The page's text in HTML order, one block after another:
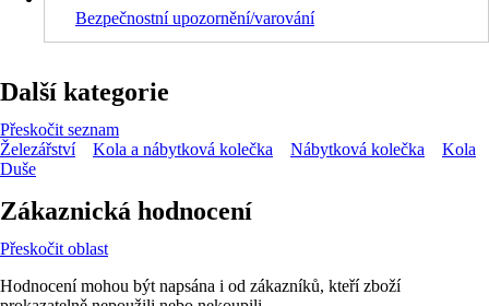
Bezpečnostní upozornění/varování
Další kategorie
Přeskočit seznam
Železářství
Kola a nábytková kolečka Nábytková kolečka
Kola
Duše
Zákaznická hodnocení
Přeskočit oblast
Hodnocení mohou být napsána i od zákazníků, kteří zboží